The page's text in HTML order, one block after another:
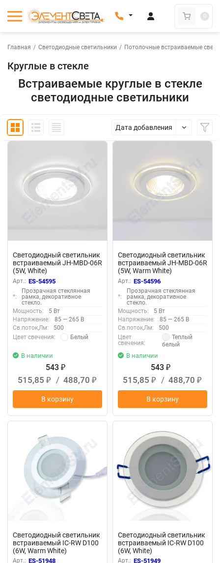
0
Главная / Светодиодные светильники / Потолочные встраиваемые
Круглые в стекле
Встраиваемые круглые в стекле
светодиодные светильники
Дата добавления
Светодиодный светильник
встраиваемый JH-MBD-06R
(5W, White)
Арт.: ES-54595
*:
Прозрачная стеклянная
рамка, декоративное
стекло.
Мощность:
5 Вт
Напряжение:
85 — 265 В
Св.поток,Лм:
500
Цвет свечения:
Белый
В наличии
543 ₽
515,85 ₽ / 488,70 ₽
В корзину
Светодиодный светильник
встраиваемый JH-MBD-06R
(5W, Warm White)
Арт.: ES-54596
*:
Прозрачная стеклянная
рамка, декоративное
стекло.
Мощность:
5 Вт
Напряжение:
85 — 265 В
Св.поток,Лм:
500
Цвет
свечения:
Теплый
белый
В наличии
543 ₽
515,85 ₽ / 488,70 ₽
В корзину
Светодиодный светильник
встраиваемый IC-RW D100
(6W, Warm White)
Арт.: ES-51948
Светодиодный светильник
встраиваемый IC-RW D100
(6W, White)
Арт.: ES-51949